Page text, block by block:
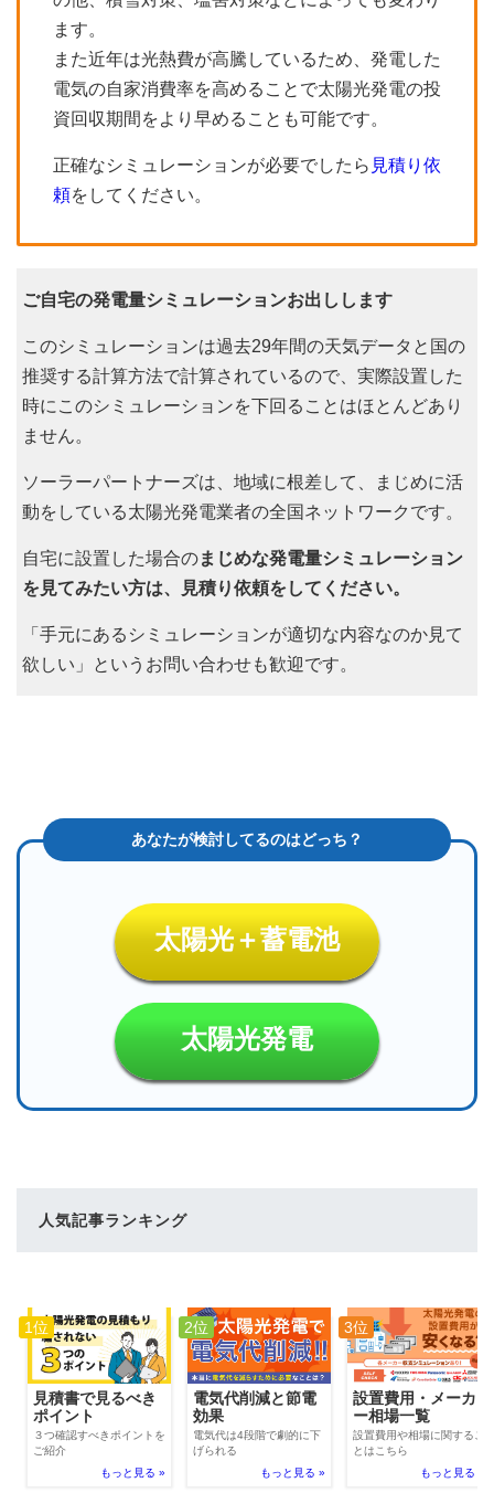
ます。
また近年は光熱費が高騰しているため、発電した
電気の自家消費率を高めることで太陽光発電の投
資回収期間をより早めることも可能です。
正確なシミュレーションが必要でしたら 見積り依
頼をしてください。
ご自宅の発電量シミュレーションお出しします
このシミュレーションは過去29年間の天気データと国の
推奨する計算方法で計算されているので、実際設置した
時にこのシミュレーションを下回ることはほとんどあり
ません。
ソーラーパートナーズは、地域に根差して、まじめに活
動をしている太陽光発電業者の全国ネットワークです。
自宅に設置した場合のまじめな発電量シミュレーション
を見てみたい方は、見積り依頼をしてください。
「手元にあるシミュレーションが適切な内容なのか見て
欲しい」というお問い合わせも歓迎です。
太陽光＋蓄電池
太陽光発電
人気記事ランキング
1位
見積書で見るべき
ポイント
３つ確認すべきポイントを
ご紹介
もっと見る »
2位
電気代削減と節電
効果
電気代は4段階で劇的に下
げられる
もっと見る »
3位
設置費用・メーカ
ー相場一覧
設置費用や相場に関するこ
とはこちら
もっと見る »